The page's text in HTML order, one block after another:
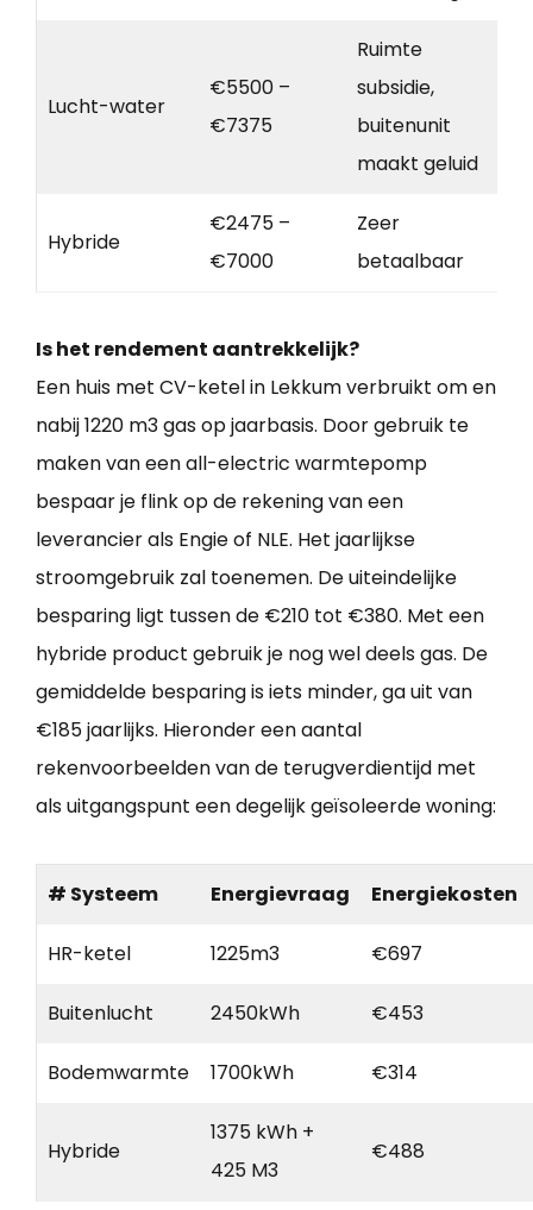
Lucht-water
€5500 –
€7375
Ruimte
subsidie,
buitenunit
maakt geluid
Hybride
€2475 –
€7000
Zeer
betaalbaar
Is het rendement aantrekkelijk?
Een huis met CV-ketel in Lekkum verbruikt om en
nabij 1220 m3 gas op jaarbasis. Door gebruik te
maken van een all-electric warmtepomp
bespaar je flink op de rekening van een
leverancier als Engie of NLE. Het jaarlijkse
stroomgebruik zal toenemen. De uiteindelijke
besparing ligt tussen de €210 tot €380. Met een
hybride product gebruik je nog wel deels gas. De
gemiddelde besparing is iets minder, ga uit van
€185 jaarlijks. Hieronder een aantal
rekenvoorbeelden van de terugverdientijd met
als uitgangspunt een degelijk geïsoleerde woning:
# Systeem Energievraag Energiekosten
HR-ketel 1225m3 €697
Buitenlucht 2450kWh €453
Bodemwarmte 1700kWh €314
Hybride
1375 kWh +
425 M3
€488